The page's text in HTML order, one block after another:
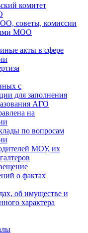
комитет
советы, комиссии
МОО
акты в сфере
с
для заполнения
АГО
на
по вопросам
МОУ, их
о фактах
об имуществе и
характера